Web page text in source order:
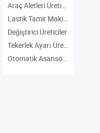
Araç Aletleri Üreticiler
Lastik Tamir Makinesi Üreticiler
Değiştirici Üreticiler
Tekerlek Ayarı Üreticiler
Otomatik Asansör Üreticiler